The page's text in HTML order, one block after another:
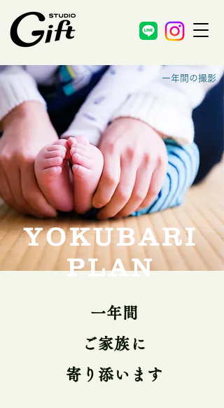
一年間の撮影
YOKUBARI
PLAN
一年間
ご家族に
寄り添います